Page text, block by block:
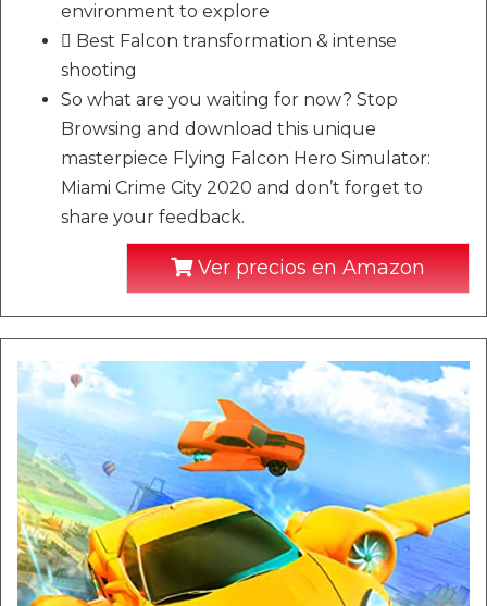
environment to explore
 Best Falcon transformation & intense
shooting
So what are you waiting for now? Stop
Browsing and download this unique
masterpiece Flying Falcon Hero Simulator:
Miami Crime City 2020 and don’t forget to
share your feedback.
Ver precios en Amazon